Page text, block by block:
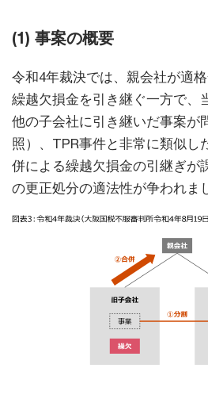
(1) 事案の概要
令和4年裁決では、親会社が適
繰越欠損金を引き継ぐ一方で、
他の子会社に引き継いだ事案が
照）、TPR事件と非常に類似し
併による繰越欠損金の引継ぎが
の更正処分の適法性が争われま